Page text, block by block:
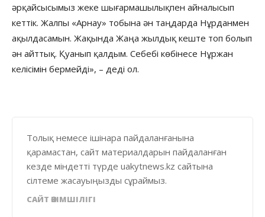
әрқайсысымыз жеке шығармашылықпен айналысып
кеттік. Жалпы «Арнау» тобына ән таңдарда Нұрданмен
ақылдасамын. Жақында Жаңа жылдық кеште топ болып
ән айттық. Қуанып қалдым. Себебі көбінесе Нұржан
келісімін бермейді», – деді ол.
Толық немесе ішінара пайдаланғанына
қарамастан, сайт материалдарын пайдаланған
кезде міндетті түрде uakytnews.kz сайтына
сілтеме жасауыңызды сұраймыз.
САЙТ ӘКІМШІЛІГІ